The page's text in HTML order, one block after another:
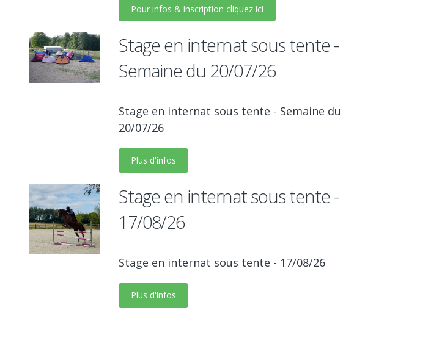
Pour infos & inscription cliquez ici
Stage en internat sous tente -
Semaine du 20/07/26
Stage en internat sous tente - Semaine du
20/07/26
Plus d'infos
Stage en internat sous tente -
17/08/26
Stage en internat sous tente - 17/08/26
Plus d'infos